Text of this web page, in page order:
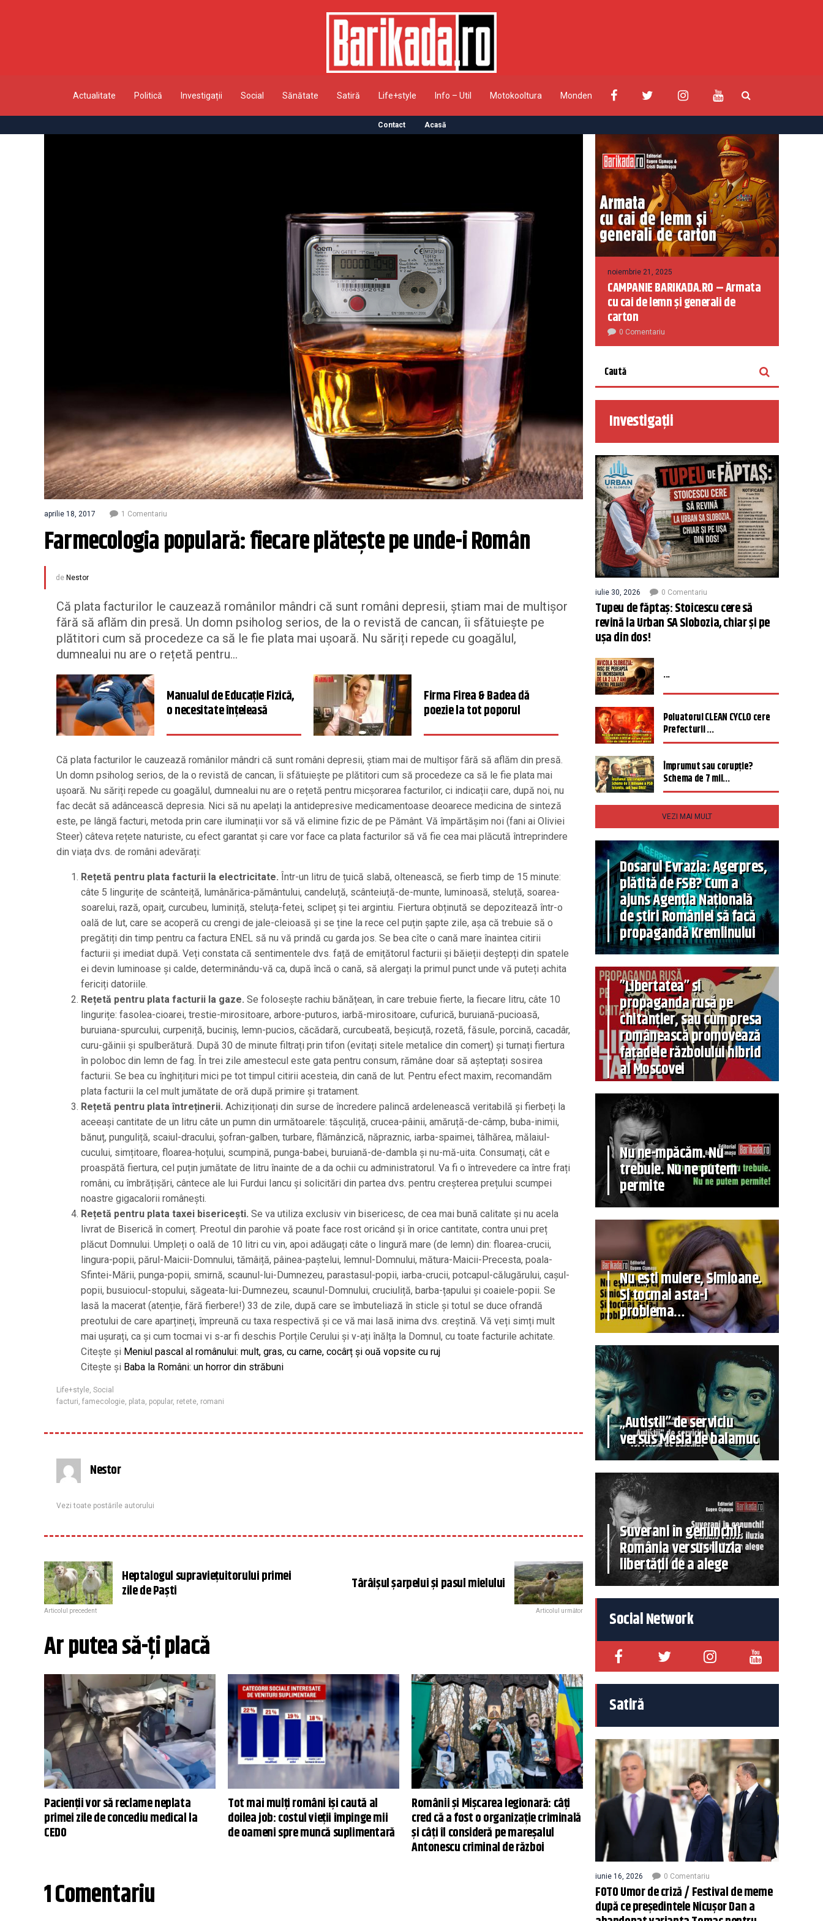
Actualitate Politică Investigații Social Sănătate Satiră Life+style Info – Util Motokooltura Monden
Contact Acasă
aprilie 18, 2017 1 Comentariu
Farmecologia populară: fiecare plătește pe unde-i Român
de Nestor
Că plata facturilor le cauzează românilor mândri că sunt români depresii, știam mai de multișor
fără să aflăm din presă. Un domn psiholog serios, de la o revistă de cancan, îi sfătuiește pe
plătitori cum să procedeze ca să le fie plata mai ușoară. Nu săriți repede cu goagălul,
dumnealui nu are o rețetă pentru...
Manualul de Educație Fizică,
o necesitate înțeleasă
Firma Firea & Badea dă
poezie la tot poporul
Că plata facturilor le cauzează românilor mândri că sunt români depresii, știam mai de multișor fără să aflăm din presă.
Un domn psiholog serios, de la o revistă de cancan, îi sfătuiește pe plătitori cum să procedeze ca să le fie plata mai
ușoară. Nu săriți repede cu goagălul, dumnealui nu are o rețetă pentru micșorarea facturilor, ci indicații care, după noi, nu
fac decât să adâncească depresia. Nici să nu apelați la antidepresive medicamentoase deoarece medicina de sinteză
este, pe lângă facturi, metoda prin care iluminații vor să vă elimine fizic de pe Pământ. Vă împărtășim noi (fani ai Oliviei
Steer) câteva rețete naturiste, cu efect garantat și care vor face ca plata facturilor să vă fie cea mai plăcută întreprindere
din viața dvs. de români adevărați:
Rețetă pentru plata facturii la electricitate. Într-un litru de țuică slabă, oltenească, se fierb timp de 15 minute:
câte 5 lingurițe de scânteiță, lumânărica-pământului, candeluță, scânteiuță-de-munte, luminoasă, steluță, soarea-
soarelui, rază, opaiț, curcubeu, luminiță, steluța-fetei, sclipeț și tei argintiu. Fiertura obținută se depozitează într-o
oală de lut, care se acoperă cu crengi de jale-cleioasă și se ține la rece cel puțin șapte zile, așa că trebuie să o
pregătiți din timp pentru ca factura ENEL să nu vă prindă cu garda jos. Se bea cîte o cană mare înaintea citirii
facturii și imediat după. Veți constata că sentimentele dvs. față de emițătorul facturii și băieții deștepți din spatele
ei devin luminoase și calde, determinându-vă ca, după încă o cană, să alergați la primul punct unde vă puteți achita
fericiți datoriile.
Rețetă pentru plata facturii la gaze. Se folosește rachiu bănățean, în care trebuie fierte, la fiecare litru, câte 10
lingurițe: fasolea-cioarei, trestie-mirositoare, arbore-puturos, iarbă-mirositoare, cufurică, buruiană-pucioasă,
buruiana-spurcului, curpeniță, buciniș, lemn-pucios, căcădară, curcubeată, beșicuță, rozetă, făsule, porcină, cacadâr,
curu-găinii și spulberătură. După 30 de minute filtrați prin tifon (evitați sitele metalice din comerț) și turnați fiertura
în poloboc din lemn de fag. În trei zile amestecul este gata pentru consum, rămâne doar să așteptați sosirea
facturii. Se bea cu înghițituri mici pe tot timpul citirii acesteia, din cană de lut. Pentru efect maxim, recomandăm
plata facturii la cel mult jumătate de oră după primire și tratament.
Rețetă pentru plata întreținerii. Achiziționați din surse de încredere palincă ardelenească veritabilă și fierbeți la
aceeași cantitate de un litru câte un pumn din următoarele: tășculiță, crucea-pâinii, amăruță-de-câmp, buba-inimii,
bănuț, punguliță, scaiul-dracului, șofran-galben, turbare, flămânzică, năpraznic, iarba-spaimei, tâlhărea, mălaiul-
cucului, simțitoare, floarea-hoțului, scumpină, punga-babei, buruiană-de-dambla și nu-mă-uita. Consumați, cât e
proaspătă fiertura, cel puțin jumătate de litru înainte de a da ochii cu administratorul. Va fi o întrevedere ca între frați
români, cu îmbrățișări, cântece ale lui Furdui Iancu și solicitări din partea dvs. pentru creșterea prețului scumpei
noastre gigacalorii românești.
Rețetă pentru plata taxei bisericești. Se va utiliza exclusiv vin bisericesc, de cea mai bună calitate și nu acela
livrat de Biserică în comerț. Preotul din parohie vă poate face rost oricând și în orice cantitate, contra unui preț
plăcut Domnului. Umpleți o oală de 10 litri cu vin, apoi adăugați câte o lingură mare (de lemn) din: floarea-crucii,
lingura-popii, părul-Maicii-Domnului, tămâiță, pâinea-paștelui, lemnul-Domnului, mătura-Maicii-Precesta, poala-
Sfintei-Mării, punga-popii, smirnă, scaunul-lui-Dumnezeu, parastasul-popii, iarba-crucii, potcapul-călugărului, cașul-
popii, busuiocul-stopului, săgeata-lui-Dumnezeu, scaunul-Domnului, cruciuliță, barba-țapului și coaiele-popii. Se
lasă la macerat (atenție, fără fierbere!) 33 de zile, după care se îmbuteliază în sticle și totul se duce ofrandă
preotului de care aparțineți, împreună cu taxa respectivă și ce vă mai lasă inima dvs. creștină. Vă veți simți mult
mai ușurați, ca și cum tocmai vi s-ar fi deschis Porțile Cerului și v-ați înălța la Domnul, cu toate facturile achitate.
Citește și Meniul pascal al românului: mult, gras, cu carne, cocârț și ouă vopsite cu ruj
Citește și Baba la Români: un horror din străbuni
Life+style, Social
facturi, famecologie, plata, popular, retete, romani
Nestor
Vezi toate postările autorului
Heptalogul supraviețuitorului primei
zile de Paști
Articolul precedent
Târâișul șarpelui și pasul mielului
Articolul următor
Ar putea să-ți placă
Pacienții vor să reclame neplata
primei zile de concediu medical la
CEDO
Tot mai mulți români își caută al
doilea job: costul vieții împinge mii
de oameni spre muncă suplimentară
Românii și Mișcarea legionară: câți
cred că a fost o organizație criminală
și câți îl consideră pe mareșalul
Antonescu criminal de război
1 Comentariu
noiembrie 21, 2025
CAMPANIE BARIKADA.RO – Armata
cu cai de lemn și generali de
carton
0 Comentariu
Investigații
iulie 30, 2026 0 Comentariu
Tupeu de făptaș: Stoicescu cere să
revină la Urban SA Slobozia, chiar și pe
ușa din dos!
...
Poluatorul CLEAN CYCLO cere
Prefecturii ...
Împrumut sau corupție?
Schema de 7 mil...
VEZI MAI MULT
Dosarul Evrazia: Agerpres,
plătită de FSB? Cum a
ajuns Agenția Națională
de știri României să facă
propagandă Kremlinului
”Libertatea” și
propaganda rusă pe
chitanțier, sau cum presa
românească promovează
fațadele războiului hibrid
al Moscovei
Nu ne-mpăcăm. Nu
trebuie. Nu ne putem
permite
Nu ești muiere, Simioane.
Și tocmai asta-i
problema…
„Autiștii” de serviciu
versus Mesia de balamuc
Suverani în genunchi!
România versus iluzia
libertății de a alege
Social Network
Satiră
iunie 16, 2026 0 Comentariu
FOTO Umor de criză / Festival de meme
după ce președintele Nicușor Dan a